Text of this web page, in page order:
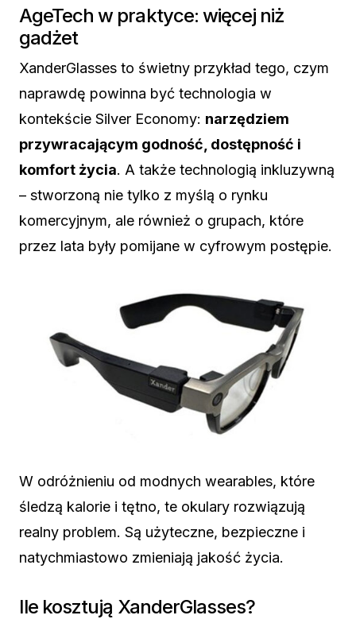
AgeTech w praktyce: więcej niż
gadżet
XanderGlasses to świetny przykład tego, czym
naprawdę powinna być technologia w
kontekście Silver Economy: narzędziem
przywracającym godność, dostępność i
komfort życia. A także technologią inkluzywną
– stworzoną nie tylko z myślą o rynku
komercyjnym, ale również o grupach, które
przez lata były pomijane w cyfrowym postępie.
W odróżnieniu od modnych wearables, które
śledzą kalorie i tętno, te okulary rozwiązują
realny problem. Są użyteczne, bezpieczne i
natychmiastowo zmieniają jakość życia.
Ile kosztują XanderGlasses?